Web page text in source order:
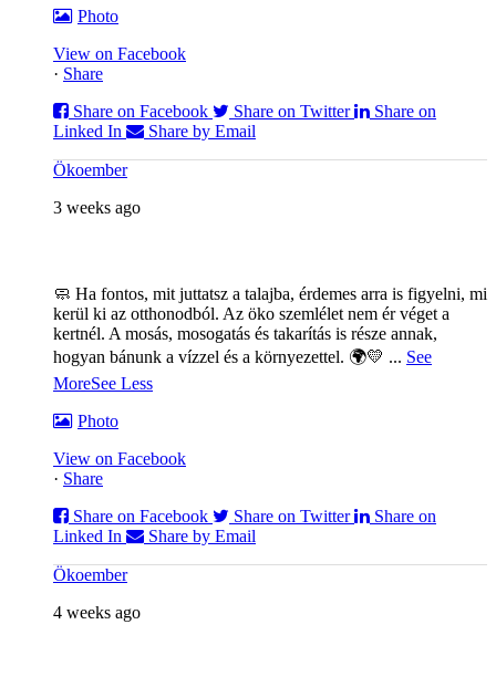
Photo
View on Facebook
· Share
Share on Facebook
Share on Twitter
Share on
Linked In
Share by Email
Ökoember
3 weeks ago
🧼 Ha fontos, mit juttatsz a talajba, érdemes arra is figyelni, mi
kerül ki az otthonodból. Az öko szemlélet nem ér véget a
kertnél. A mosás, mosogatás és takarítás is része annak,
hogyan bánunk a vízzel és a környezettel. 🌍💛 ... See
MoreSee Less
Photo
View on Facebook
· Share
Share on Facebook
Share on Twitter
Share on
Linked In
Share by Email
Ökoember
4 weeks ago